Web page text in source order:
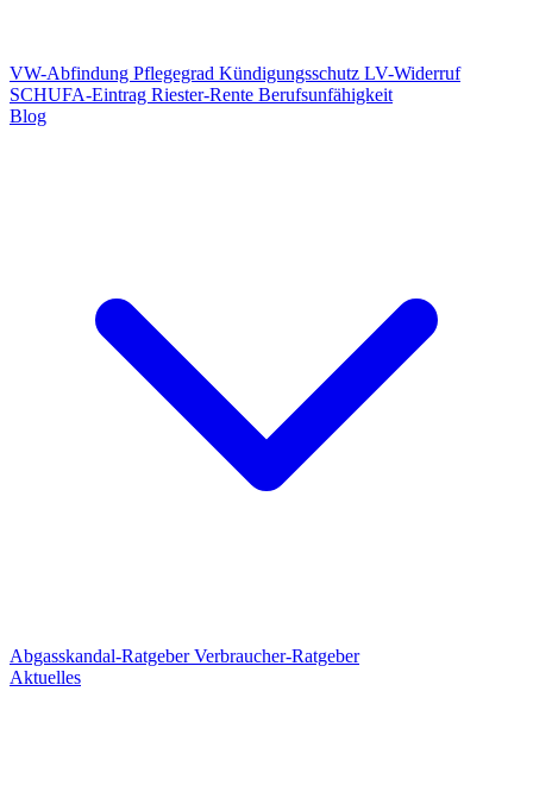
VW-Abfindung Pflegegrad Kündigungsschutz LV-Widerruf
SCHUFA-Eintrag Riester-Rente Berufsunfähigkeit
Blog
Abgasskandal-RatgeberVerbraucher-Ratgeber
Aktuelles